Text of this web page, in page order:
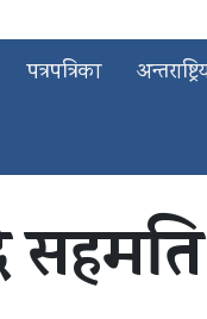
पत्रपत्रिका